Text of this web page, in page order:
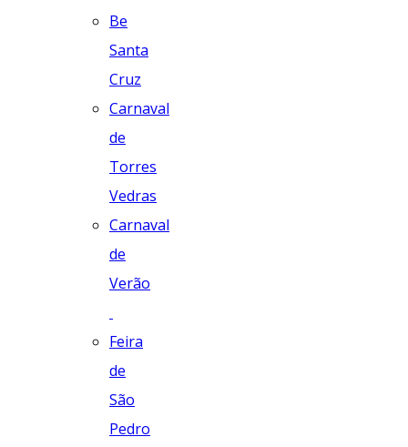
Be
Santa
Cruz
Carnaval
de
Torres
Vedras
Carnaval
de
Verão
Feira
de
São
Pedro